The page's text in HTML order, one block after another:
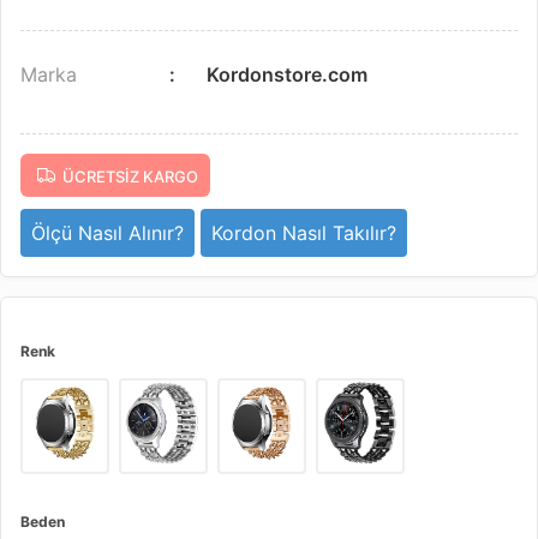
Marka Kordonstore.com
ÜCRETSIZ KARGO
Ölçü Nasıl Alınır? Kordon Nasıl Takılır?
Renk
Beden